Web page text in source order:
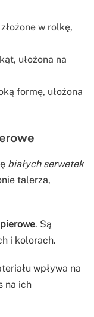
w rolkę,
ułożona na
formę, ułożona
białych serwetek
talerza,
. Są
i kolorach.
wpływa na
na ich